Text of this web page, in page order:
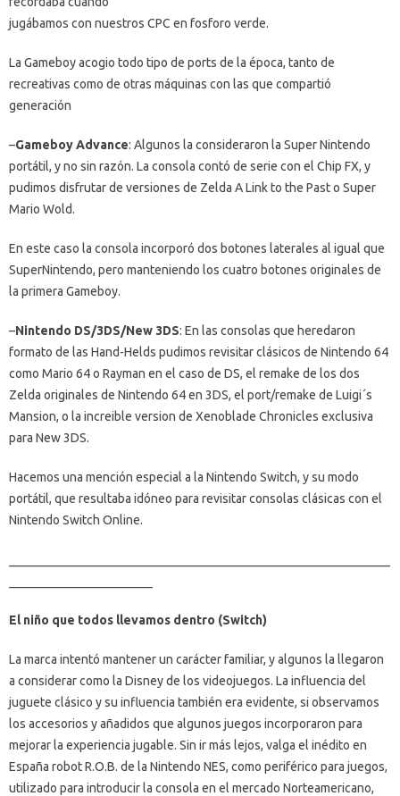
jugábamos con nuestros CPC en fosforo verde.
La Gameboy acogio todo tipo de ports de la época, tanto de
recreativas como de otras máquinas con las que compartió
generación
–Gameboy Advance: Algunos la consideraron la Super Nintendo
portátil, y no sin razón. La consola contó de serie con el Chip FX, y
pudimos disfrutar de versiones de Zelda A Link to the Past o Super
Mario Wold.
En este caso la consola incorporó dos botones laterales al igual que
SuperNintendo, pero manteniendo los cuatro botones originales de
la primera Gameboy.
–Nintendo DS/3DS/New 3DS: En las consolas que heredaron
formato de las Hand-Helds pudimos revisitar clásicos de Nintendo 64
como Mario 64 o Rayman en el caso de DS, el remake de los dos
Zelda originales de Nintendo 64 en 3DS, el port/remake de Luigi´s
Mansion, o la increible version de Xenoblade Chronicles exclusiva
para New 3DS.
Hacemos una mención especial a la Nintendo Switch, y su modo
portátil, que resultaba idóneo para revisitar consolas clásicas con el
Nintendo Switch Online.
El niño que todos llevamos dentro (Switch)
La marca intentó mantener un carácter familiar, y algunos la llegaron
a considerar como la Disney de los videojuegos. La influencia del
juguete clásico y su influencia también era evidente, si observamos
los accesorios y añadidos que algunos juegos incorporaron para
mejorar la experiencia jugable. Sin ir más lejos, valga el inédito en
España robot R.O.B. de la Nintendo NES, como periférico para juegos,
utilizado para introducir la consola en el mercado Norteamericano,